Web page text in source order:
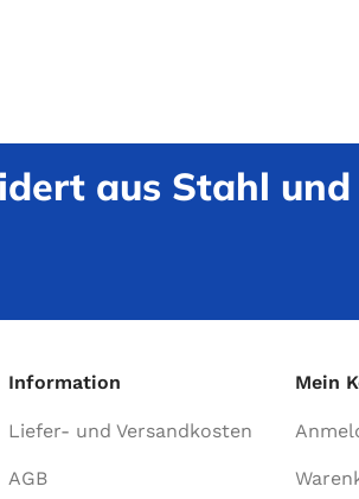
aus Stahl und
Information
Liefer- und Versandkosten
AGB
Mein